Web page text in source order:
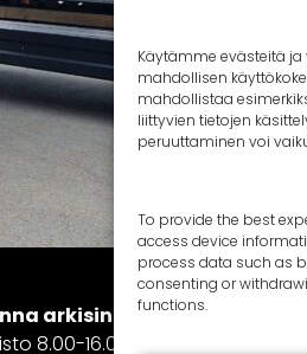
Käytämme evästeitä
mahdollisen
mahdollistaa
liittyvien tietojen
peruuttaminen voi
To provide the best
access device
process data such as
consenting or
functions.
arkisin:
8.00-16.00